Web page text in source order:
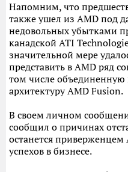
Напомним, что
также ушел из AMD под
недовольных убытками
канадской ATI
значительной мере
представить в AMD ряд
том числе
архитектуру AMD Fusion.
В своем личном
сообщил о причинах
останется
успехов в бизнесе.